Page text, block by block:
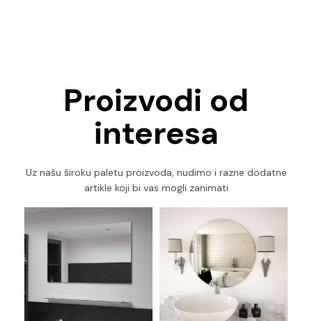
Proizvodi od
interesa
Uz našu široku paletu proizvoda, nudimo i razne dodatne
artikle koji bi vas mogli zanimati